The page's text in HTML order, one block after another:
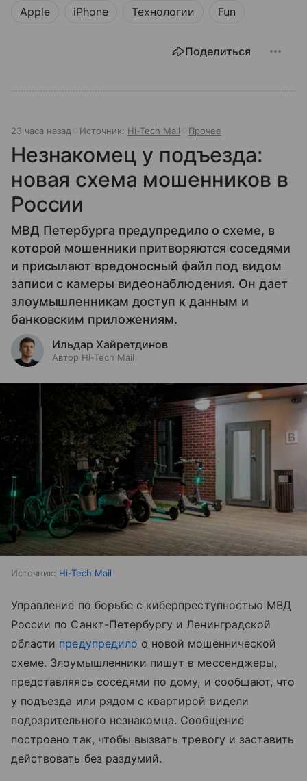
Apple iPhone Технологии Fun
Поделиться
23 часа назад Источник: Hi-Tech Mail Прочее
Незнакомец у подъезда:
новая схема мошенников в
России
МВД Петербурга предупредило о схеме, в
которой мошенники притворяются соседями
и присылают вредоносный файл под видом
записи с камеры видеонаблюдения. Он дает
злоумышленникам доступ к данным и
банковским приложениям.
Ильдар Хайретдинов
Автор Hi-Tech Mail
Источник: Hi-Tech Mail
Управление по борьбе с киберпреступностью МВД
России по Санкт-Петербургу и Ленинградской
области предупредило о новой мошеннической
схеме. Злоумышленники пишут в мессенджеры,
представляясь соседями по дому, и сообщают, что
у подъезда или рядом с квартирой видели
подозрительного незнакомца. Сообщение
построено так, чтобы вызвать тревогу и заставить
действовать без раздумий.